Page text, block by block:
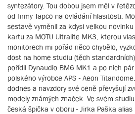
syntezátory. Tou dobou jsem měl v
od firmy Tapco na ovládání hlasitosti.
sestavě vyměnil za kdysi velkou
kartu za MOTU Ultralite MK3, kterou
monitorech mi pořád něco chybělo,
dost na home studiu (těch
pořídil Dynaudio BM6 MK1 a po nich
polského výrobce APS - Aeon
dodnes a navzdory své ceně převyšují
modely známých značek. Ve svém
česká špička v oboru - Jirka Paška alias